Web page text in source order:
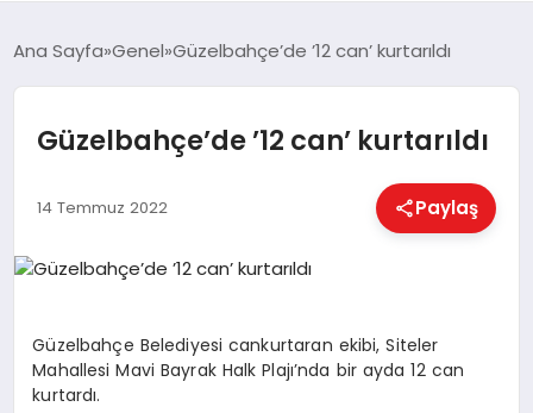
ANASAYFA
GÜNDEM
EKONOMI
Ana Sayfa Genel Güzelbahçe’de ’12 can’ kurtarıldı
Güzelbahçe’de ’12 can’ kurtarıldı
14 Temmuz 2022 Paylaş
Güzelbahçe Belediyesi cankurtaran ekibi, Siteler
Mahallesi Mavi Bayrak Halk Plajı’nda bir ayda 12 can
kurtardı.